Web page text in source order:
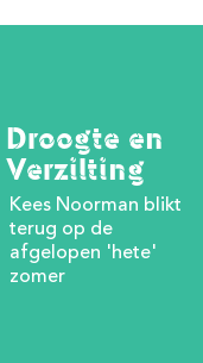
Droogte en
Verzilting
Kees Noorman blikt
terug op de
afgelopen 'hete'
zomer